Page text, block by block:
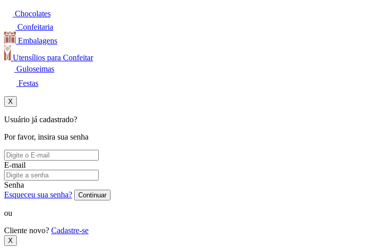
Chocolates
Confeitaria
Embalagens
Utensílios para Confeitar
Guloseimas
Festas
X
Usuário já cadastrado?
Por favor, insira sua senha
E-mail
Senha
Esqueceu sua senha?
Continuar
ou
Cliente novo? Cadastre-se
X